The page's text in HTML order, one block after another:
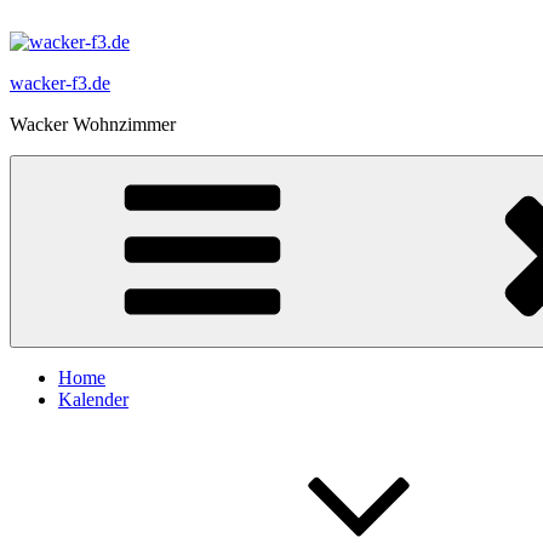
Inhalt
wacker-f3.de
Wacker Wohnzimmer
Home
Kalender